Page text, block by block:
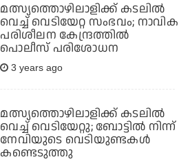
മത്സ്യത്തൊഴിലാളിക്ക് കടലില്‍
വെച്ച് വെടിയേറ്റ സംഭവം; നാവിക
പരിശീലന കേന്ദ്രത്തില്‍
പൊലീസ് പരിശോധന
3 years ago
മത്സ്യത്തൊഴിലാളിക്ക് കടലില്‍
വെച്ച് വെടിയേറ്റു; ബോട്ടില്‍ നിന്ന്
നേവിയുടെ വെടിയുണ്ടകള്‍
കണ്ടെടുത്തു